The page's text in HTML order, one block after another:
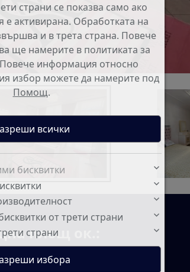
площ ок.:
74 м²
страни се показва само ако
е активирана. Обработката на
и в трета страна. Повече
ще намерите в политиката за
информация относно
избор можете да намерите под
Помощ.
бисквитки
от трети страни
страни